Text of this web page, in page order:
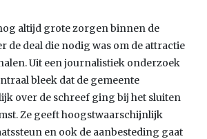
altijd grote zorgen binnen de
de deal die nodig was om de attractie
Uit een journalistiek onderzoek
bleek dat de gemeente
over de schreef ging bij het sluiten
Ze geeft hoogstwaarschijnlijk
en ook de aanbesteding gaat